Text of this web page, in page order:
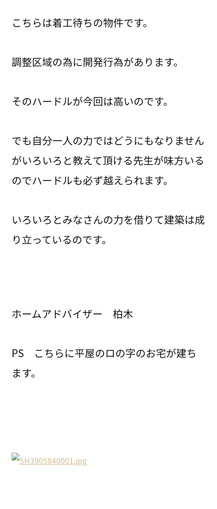
こちらは着工待ちの物件です。
調整区域の為に開発行為があります。
そのハードルが今回は高いのです。
でも自分一人の力ではどうにもなりません
がいろいろと教えて頂ける先生が味方いる
のでハードルも必ず越えられます。
いろいろとみなさんの力を借りて建築は成
り立っているのです。
ホームアドバイザー 柏木
PS こちらに平屋のロの字のお宅が建ち
ます。